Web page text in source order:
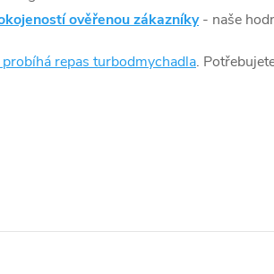
ověřenou zákazníky - naše
probíhá repas turbodmychadla.